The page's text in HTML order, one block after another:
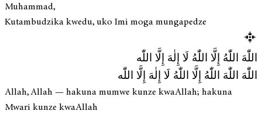
Muhammad,
Kutambudzika kwedu, uko Imi moga mungapedze
اللّٰهَ اللّٰهُ إِلَّا اللّٰهُ لَا إِلٰهَ إِلَّا اللّٰه
اللّٰهَ اللّٰهَ اللّٰهُ إِلَّا اللّٰهُ لَا إِلٰهَ إِلَّا اللّٰه
Allah, Allah — hakuna mumwe kunze kwaAllah; hakuna
Mwari kunze kwaAllah